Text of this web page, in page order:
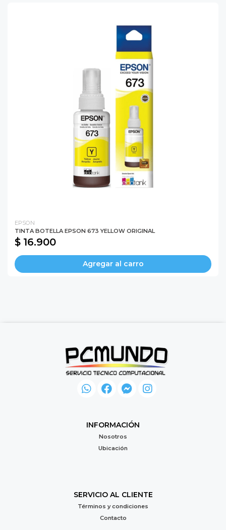
EPSON
TINTA BOTELLA EPSON 673 YELLOW ORIGINAL
$ 16.900
Agregar al carro
INFORMACIÓN
Nosotros
Ubicación
SERVICIO AL CLIENTE
Términos y condiciones
Contacto